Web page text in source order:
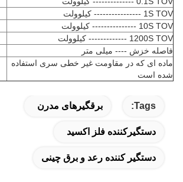
1S TOV ---------------- کیلوولت
10S TOV --------------- کیلوولت
1200S TOV ------------- کیلوولت
فاصله خزش ---- میلی متر
ماده ای که در مقاومت غیر خطی سری استفاده
شده است
Tags: برقگیرهای مدرن
دستگیرکننده فلز اکسید
دستگیر کننده رعد و برق چینی